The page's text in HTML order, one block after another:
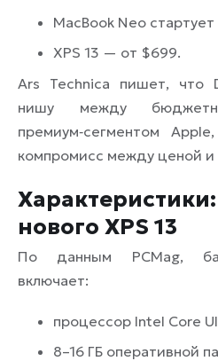
MacBook Neo
XPS 13 — от $699.
Ars Technica пишет, что
нишу между
премиум‑сегментом
компромисс между ценой и
нового XPS 13
По данным PCMag,
включает:
процессор Intel Core
8–16 ГБ оперативной